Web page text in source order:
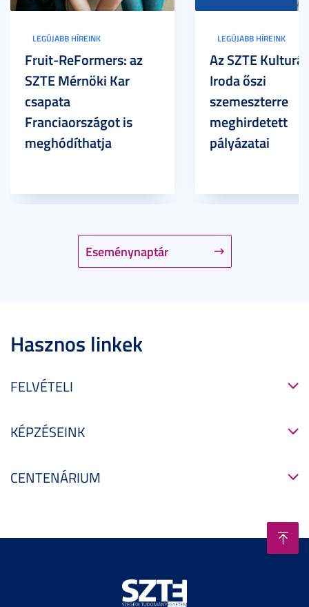
Eseménynaptár
LEGÚJABB HÍREINK
Fruit-ReFormers: az
SZTE Mérnöki Kar
csapata
Franciaországot is
meghódíthatja
LEGÚJABB HÍREINK
Az SZTE
Iroda őszi
szemeszterre
meghirdetett
pályázatai
Hasznos linkek
FELVÉTELI
KÉPZÉSEINK
CENTENÁRIUM